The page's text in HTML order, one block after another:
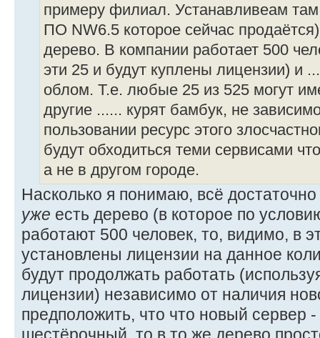
примеру филиал. Устанавливеам
ПО NW6.5 которое сейчас
дерево. В компании работает 500
эти 25 и будут куплены лицензии) и
облом. Т.е. любые 25 из 525 могут
другие ...... курят бамбук, не
пользовании ресурс этого
будут обходиться теми сервисами
а не в другом городе.
Насколько я понимаю, всё
уже есть дерево (в которое по
работают 500 человек, то, видимо, в
установлены лицензии на данное
будут продолжать работать
лицензии) независимо от наличия
предположить, что что новый сервер